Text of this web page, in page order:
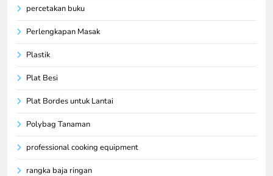
percetakan buku
Perlengkapan Masak
Plastik
Plat Besi
Plat Bordes untuk Lantai
Polybag Tanaman
professional cooking equipment
rangka baja ringan